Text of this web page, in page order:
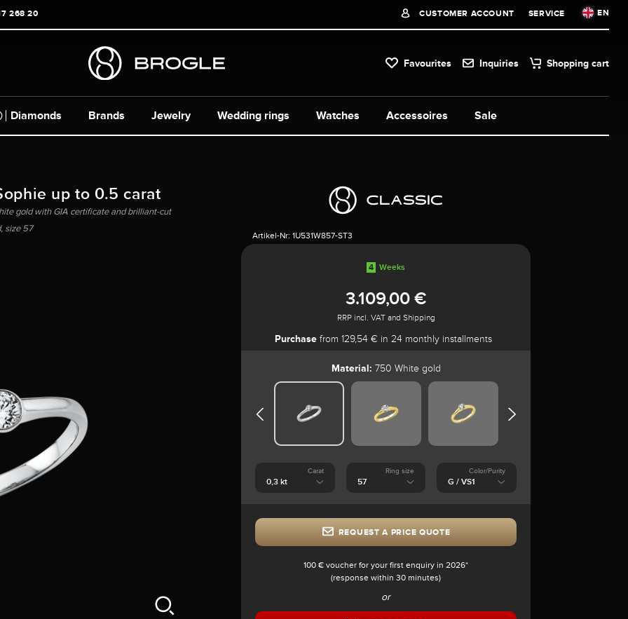
268 20 CUSTOMER ACCOUNT SERVICE EN
Favourites Inquiries Shopping cart
Diamonds Brands Jewelry Watches Accessoires Sale
Wedding rings
up to 0.5 carat
gold with GIA certificate and brilliant-cut
size 57
Artikel-Nr: 1U531W857-ST3
4 Weeks
3.109,00 €
RRP incl. VAT and Shipping
Purchasefrom 129,54 € in 24 monthly installments
Material: 750 White gold
Carat Ring size Color/Purity
REQUEST A PRICE QUOTE
100 € voucher for your first enquiry in 2026*
(response within 30 minutes)
or